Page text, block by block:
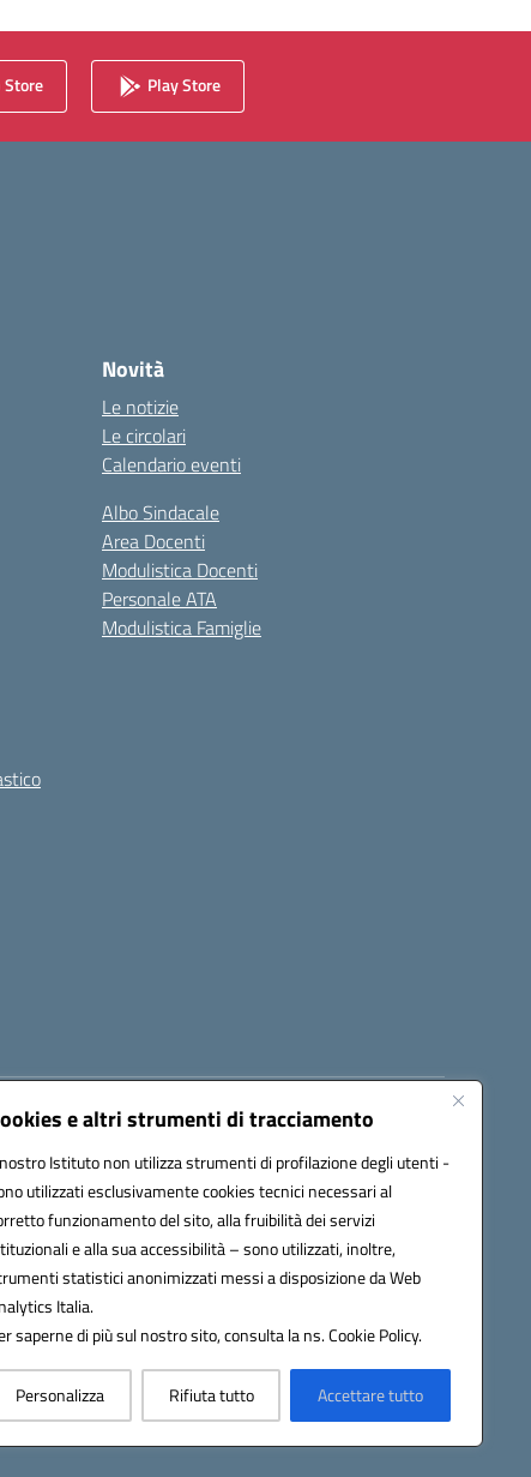
e altri strumenti di tracciamento
Istituto non utilizza strumenti di profilazione degli utenti -
utilizzati esclusivamente cookies tecnici necessari al
funzionamento del sito, alla fruibilità dei servizi
e alla sua accessibilità – sono utilizzati, inoltre,
statistici anonimizzati messi a disposizione da Web
Italia.
saperne di più sul nostro sito, consulta la ns. Cookie Policy.
Personalizza Rifiuta tutto Accettare tutto
Store Play Store
Novità
Le notizie
Le circolari
Calendario eventi
Albo Sindacale
Area Docenti
Modulistica Docenti
Personale ATA
Modulistica Famiglie